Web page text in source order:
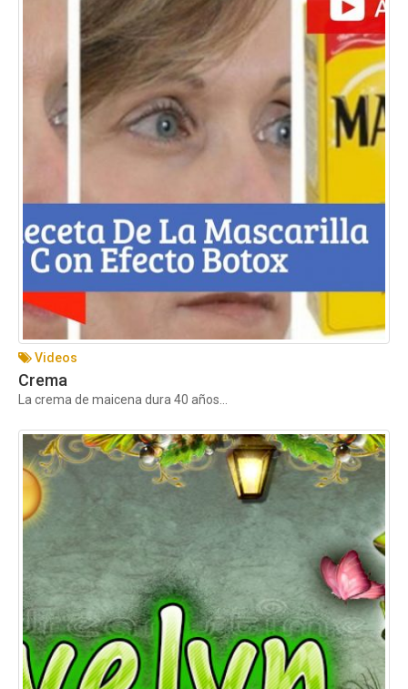
Videos
Crema
La crema de maicena dura 40 años...